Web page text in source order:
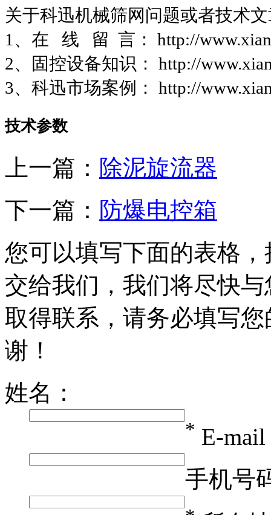
关于科迅机械筛网问题或者技术
1、在 线 留 言： http://
2、固控设备知识： http://
3、科迅市场案例： http://
技术参数
上一篇： 除泥旋流器
下一篇： 防爆电控箱
您可以填写下面的表格
交给我们，我们将尽快
取得联系，请务必填写
谢！
姓名：
* E-
手机号